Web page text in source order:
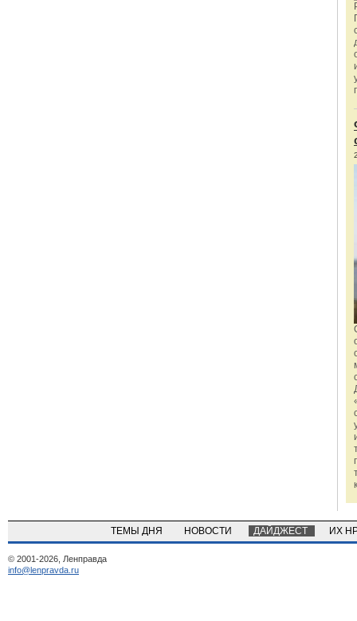
ТЕМЫ ДНЯ НОВОСТИ ДАЙДЖЕСТ ИХ
© 2001-2026, Ленправда
info@lenpravda.ru